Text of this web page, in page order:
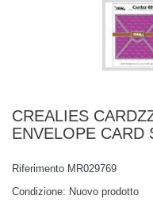
CREALIES
ENVELOPE CARD
Riferimento MR029769
Condizione: Nuovo prodotto